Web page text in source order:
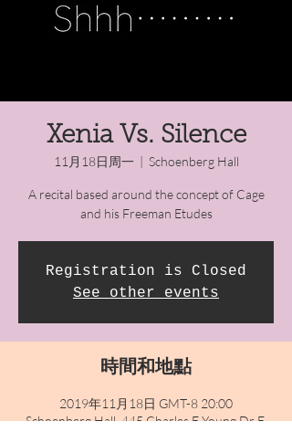
Xenia Vs. Silence
11月18日周一
  |
Schoenberg Hall
A recital based around the concept of Cage
and his Freeman Etudes
Registration is Closed
See other events
時間和地點
2019年11月18日 GMT-8 20:00
Schoenberg Hall, 445 Charles E Young Dr E,